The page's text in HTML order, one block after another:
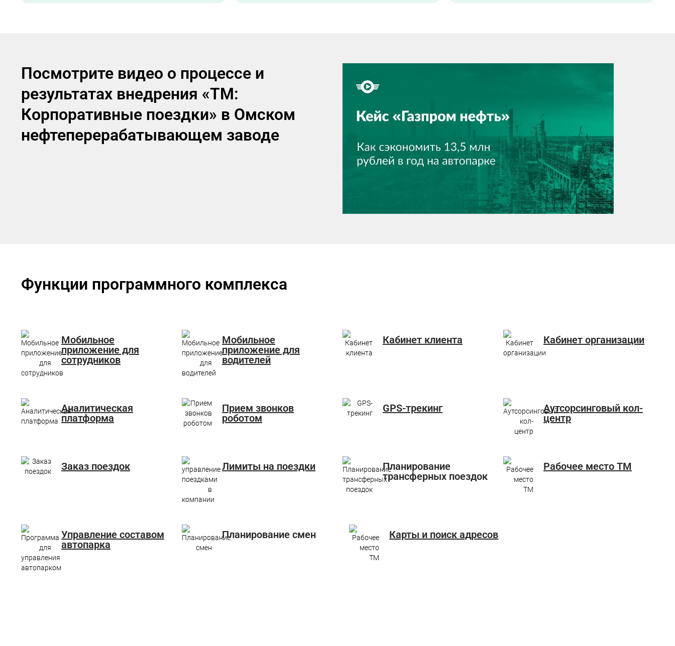
Посмотрите видео о процессе и
результатах внедрения «ТМ:
Корпоративные поездки» в Омском
нефтеперерабатывающем заводе
Функции программного комплекса
Мобильное
приложение для
сотрудников
Мобильное
приложение для
водителей
Кабинет клиента Кабинет организации
Аналитическая
платформа
Прием звонков
роботом
GPS-трекинг
Аутсорсинговый кол-
центр
Заказ поездок Лимиты на поездки
Планирование
трансферных поездок
Рабочее место ТМ
Управление составом
автопарка
Планирование смен Карты и поиск адресов